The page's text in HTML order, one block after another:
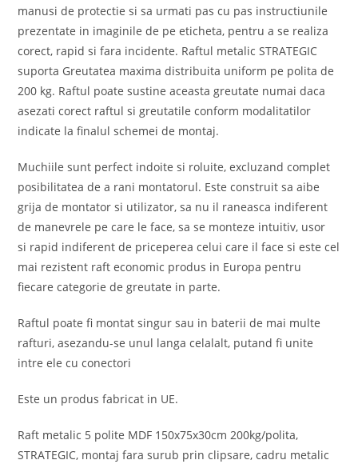
manusi de protectie si sa urmati pas cu pas instructiunile
prezentate in imaginile de pe eticheta, pentru a se realiza
corect, rapid si fara incidente. Raftul metalic STRATEGIC
suporta Greutatea maxima distribuita uniform pe polita de
200 kg. Raftul poate sustine aceasta greutate numai daca
asezati corect raftul si greutatile conform modalitatilor
indicate la finalul schemei de montaj.
Muchiile sunt perfect indoite si roluite, excluzand complet
posibilitatea de a rani montatorul. Este construit sa aibe
grija de montator si utilizator, sa nu il raneasca indiferent
de manevrele pe care le face, sa se monteze intuitiv, usor
si rapid indiferent de priceperea celui care il face si este cel
mai rezistent raft economic produs in Europa pentru
fiecare categorie de greutate in parte.
Raftul poate fi montat singur sau in baterii de mai multe
rafturi, asezandu-se unul langa celalalt, putand fi unite
intre ele cu conectori
Este un produs fabricat in UE.
Raft metalic 5 polite MDF 150x75x30cm 200kg/polita,
STRATEGIC, montaj fara surub prin clipsare, cadru metalic